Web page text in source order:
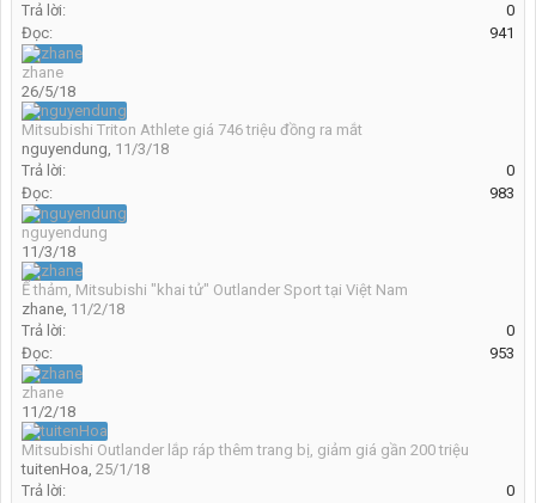
Trả lời:
0
Đọc:
941
zhane
26/5/18
Mitsubishi Triton Athlete giá 746 triệu đồng ra mắt
nguyendung, 11/3/18
Trả lời:
0
Đọc:
983
nguyendung
11/3/18
Ế thảm, Mitsubishi "khai tử" Outlander Sport tại Việt Nam
zhane, 11/2/18
Trả lời:
0
Đọc:
953
zhane
11/2/18
Mitsubishi Outlander lắp ráp thêm trang bị, giảm giá gần 200 triệu
tuitenHoa, 25/1/18
Trả lời:
0